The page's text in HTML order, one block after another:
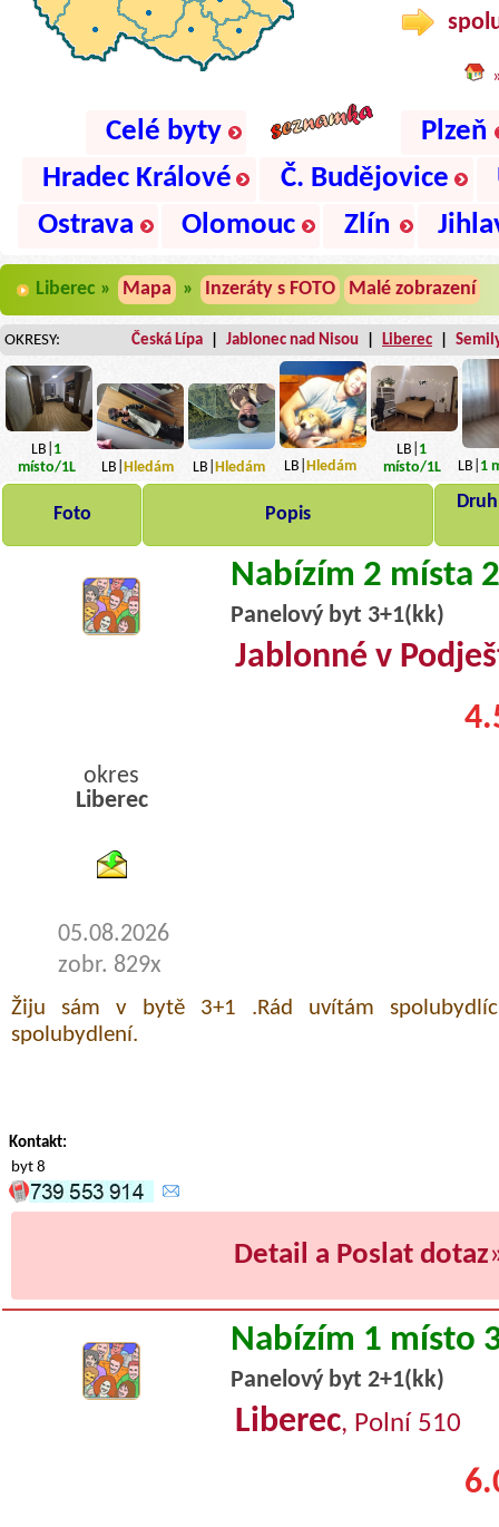
Celé byty
Plzeň
Hradec Králové
Č. Budějovice
Ostrava
Olomouc Zlín
Liberec » Mapa » Inzeráty s FOTO Malé zobrazení
OKRESY: Česká Lípa Jablonec nad Nisou Liberec
LB| 1
místo/1L LB| Hledám LB| Hledám LB| Hledám
LB| 1
místo/1L LB| 1
Foto Popis
Nabízím 2 místa
Panelový byt 3+1(kk)
Jablonné v
okres
Liberec
05.08.2026
zobr. 829x
Žiju sám v bytě 3+1 .Rád uvítám
spolubydlení.
Kontakt:
byt 8
Detail a Poslat dotaz
Nabízím 1 místo
Panelový byt 2+1(kk)
Liberec, Polní 510